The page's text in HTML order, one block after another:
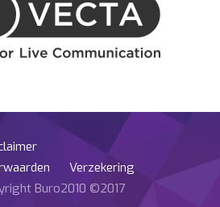
Verzekering
Buro2010 ©2017